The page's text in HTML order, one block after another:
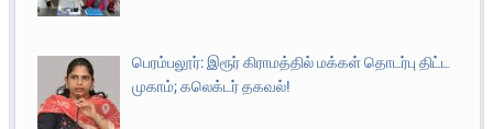
பெரம்பலூர்: இரூர் கிராமத்தில் மக்கள் தொடர்பு திட்ட
முகாம்; கலெக்டர் தகவல்!